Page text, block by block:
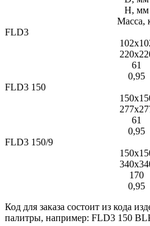
H, мм
Масса,
FLD3
61
0,95
FLD3 150
61
0,95
FLD3 150/9
170
0,95
Код для заказа состоит из кода
палитры, например: FLD3 150